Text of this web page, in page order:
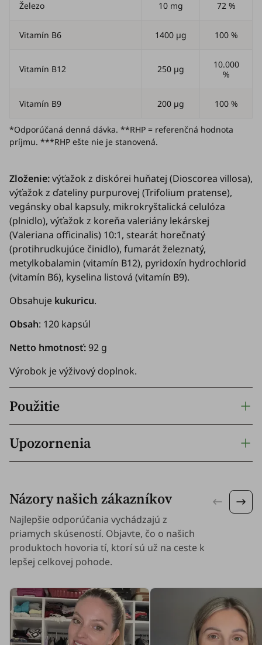
Železo 10 mg 72 %
Vitamín B6 1400 µg 100 %
Vitamín B12 250 µg
10.000
%
Vitamín B9 200 µg 100 %
*Odporúčaná denná dávka. **RHP = referenčná hodnota
príjmu. ***RHP ešte nie je stanovená.
Zloženie:výťažok z diskórei huňatej (Dioscorea villosa),
výťažok z ďateliny purpurovej (Trifolium pratense),
vegánsky obal kapsuly, mikrokryštalická celulóza
(plnidlo), výťažok z koreňa valeriány lekárskej
(Valeriana officinalis) 10:1, stearát horečnatý
(protihrudkujúce činidlo), fumarát železnatý,
metylkobalamin (vitamín B12), pyridoxín hydrochlorid
(vitamín B6), kyselina listová (vitamín B9).
Obsahuje kukuricu.
Obsah: 120 kapsúl
Netto hmotnosť:92 g
Výrobok je výživový doplnok.
Použitie
Upozornenia
Názory našich zákazníkov
Najlepšie odporúčania vychádzajú z
priamych skúseností. Objavte, čo o našich
produktoch hovoria tí, ktorí sú už na ceste k
lepšej celkovej pohode.